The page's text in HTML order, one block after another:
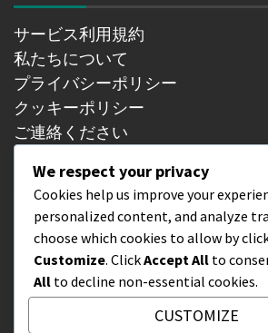
サービス利用規約
私たちについて
プライバシーポリシー
クッキーポリシー
ご連絡ください
検索
Search
for:
We respect your privacy
Cookies help us improve your
personalized content, and analyze
choose which cookies to allow by
Customize. ClickAccept All to
All to decline non-essential cookies.
CUSTOMIZE